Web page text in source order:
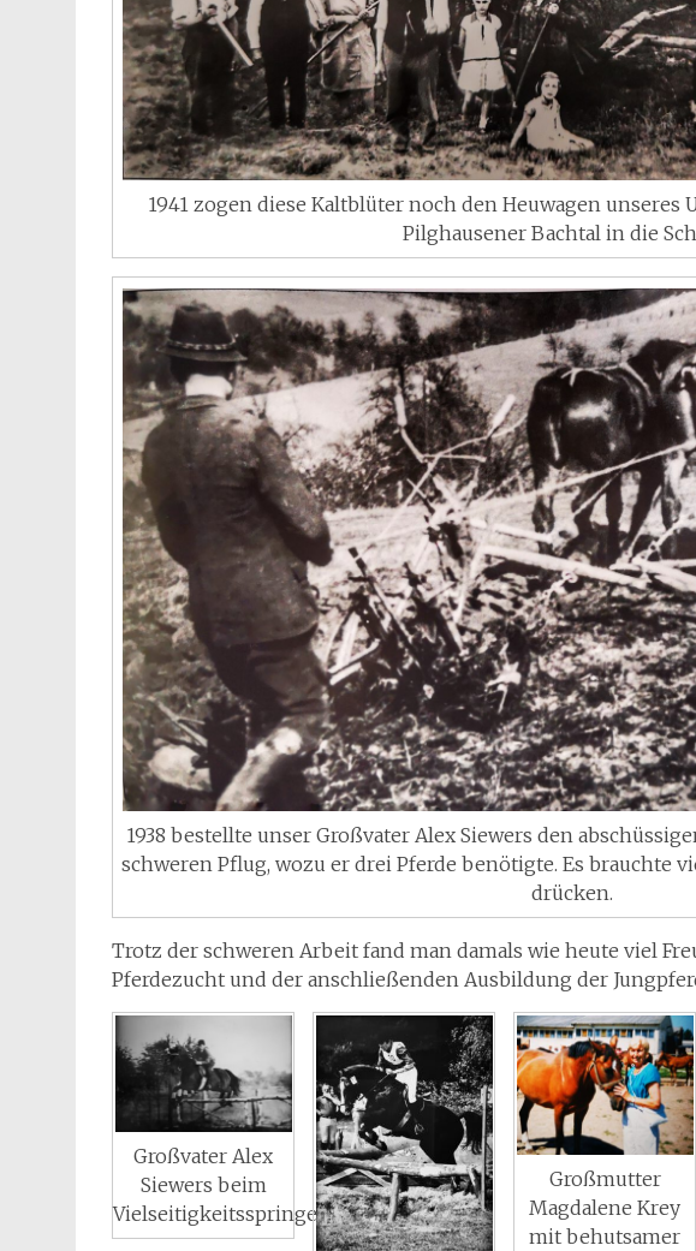
1941 zogen diese Kaltblüter noch den Heuwagen unseres
Pilghausener Bachtal in die
1938 bestellte unser Großvater Alex Siewers den
schweren Pflug, wozu er drei Pferde benötigte. Es brauchte
drücken.
Trotz der schweren Arbeit fand man damals wie heute viel
Pferdezucht und der anschließenden Ausbildung der
Großvater Alex
Siewers beim
Vielseitigkeitsspringen
Großmutter
Magdalene Krey
mit behutsamer